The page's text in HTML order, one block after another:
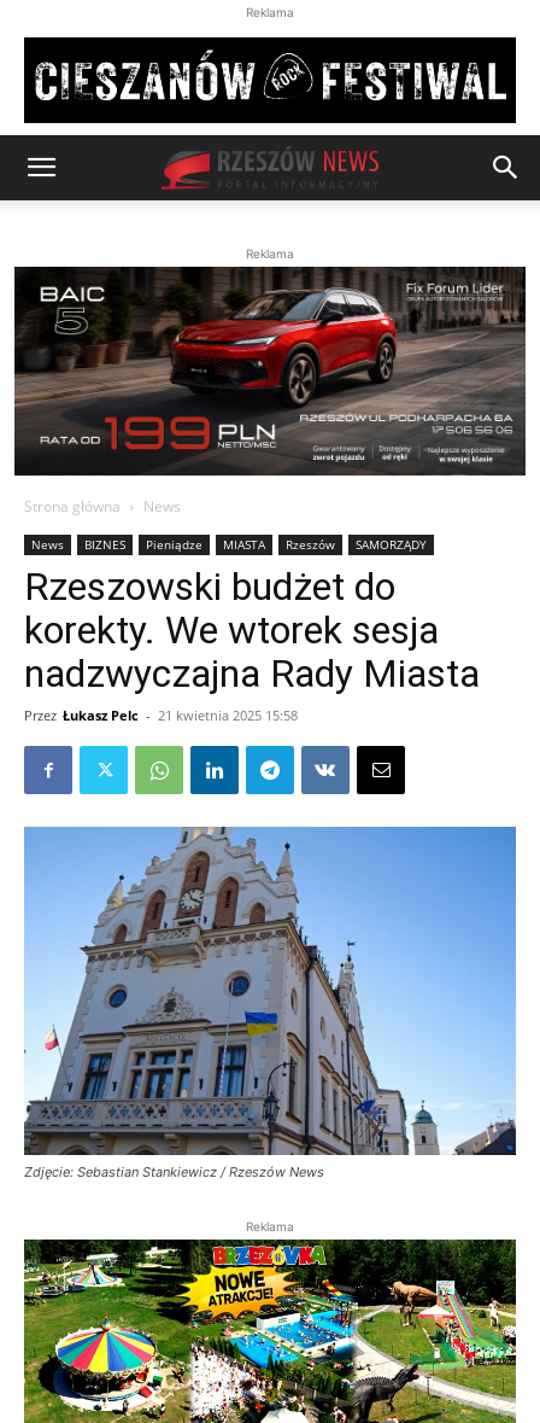
Reklama
Reklama
Strona główna News
News BIZNES Pieniądze MIASTA Rzeszów SAMORZĄDY
Rzeszowski budżet do
korekty. We wtorek sesja
nadzwyczajna Rady Miasta
Przez Łukasz Pelc - 21 kwietnia 2025 15:58
Zdjęcie: Sebastian Stankiewicz / Rzeszów News
Reklama